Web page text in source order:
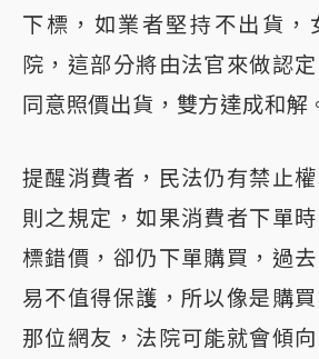
下標，如業者堅持不出貨，
院，這部分將由法官來做認
同意照價出貨，雙方達成和解
提醒消費者，民法仍有禁止
則之規定，如果消費者下單
標錯價，卻仍下單購買，過
易不值得保護，所以像是購
那位網友，法院可能就會傾